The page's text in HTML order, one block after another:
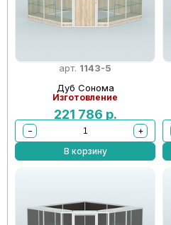
арт. 1143-5
Дуб Сонома
Изготовление
221 786 р.
−
+
В корзину